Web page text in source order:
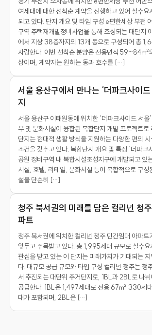
여세대에 대한 선착순 계약을 진행하고 있어 실수요
되고 있다. 단지 개요 및 타입 구성 e편한세상 부천
구역 주택재개발정비사업을 통해 조성되는 대단지
에서 지상 38층까지의 13개 동으로 구성되어 총
자랑한다. 이번 선착순 분양은 전용면적 59~84㎡
상이며, 계약자는 원하는 동과 호수를 […]
서울 용산구에서 만나는 ‘더파크사이
지
서울 용산구 이태원동에 위치한 ‘더파크사이드 서울
무 및 문화시설이 융합된 복합단지 개발 프로젝트로
단지는 현대적 생활 방식을 지원하는 다양한 편의
조건을 갖추고 있다. 복합단지 개요 및 특징 ‘더파크
공원 정비구역 내 복합시설조성지구에 개발되고 있
시설, 호텔, 리테일, 문화시설 등이 복합적으로 구성
설을 단순히 […]
청주 북서권의 미래를 담은 컬리넌 청
파트
청주 북서권에 위치한 컬리넌 청주 민간임대 아파트
앞두고 주목받고 있다. 총 1,995세대 규모로 실수요
관심을 받고 있는 이 단지는 미래가치가 기대되는
다. 대규모 공급 규모와 타입 구성 컬리넌 청주는 청
서 추진되는 대단위 주거단지로, 1BL과 2BL로 나
공급한다. 1BL은 1,497세대로 전용 67㎡ 330세
대가 포함되며, 2BL은 […]